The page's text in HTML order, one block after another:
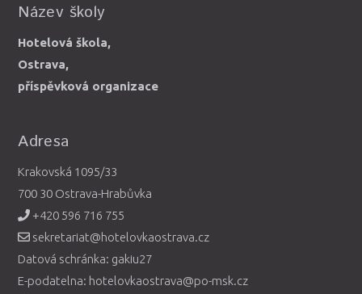
Název školy
Hotelová škola,
Ostrava,
příspěvková organizace
Adresa
Krakovská 1095/33
700 30 Ostrava-Hrabůvka
+420 596 716 755
sekretariat@hotelovkaostrava.cz
Datová schránka: gakiu27
E-podatelna: hotelovkaostrava@po-msk.cz